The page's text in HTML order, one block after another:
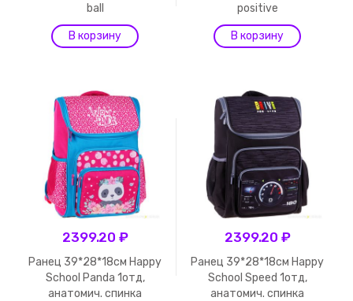
ball
positive
2399.20 ₽
Ранец 39*28*18см Happy
School Panda 1отд,
анатомич. спинка
2399.20 ₽
Ранец 39*28*18см Happy
School Speed 1отд,
анатомич. спинка